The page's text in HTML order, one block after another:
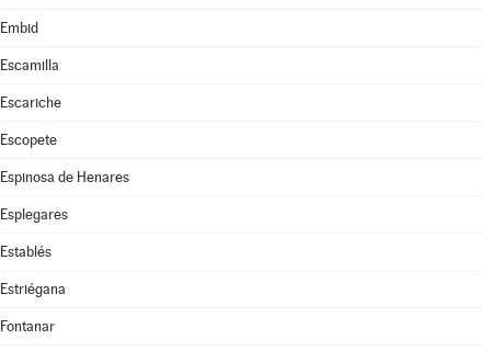
Embid
Escamilla
Escariche
Escopete
Espinosa de Henares
Esplegares
Establés
Estriégana
Fontanar